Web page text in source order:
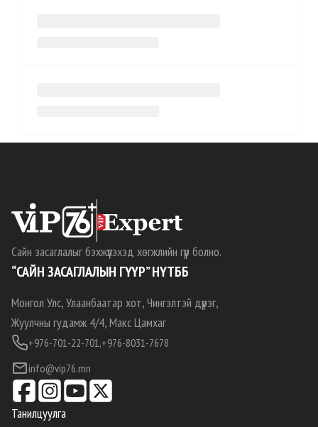
Сайн засаглалыг бэхжүүлэхэд хөгжлийн гүүр болно.
“САЙН ЗАСАГЛАЛЫН ГҮҮР” НҮТББ
Монгол Улс, Улаанбаатар хот, Чингэлтэй дүүрэг,
Жуулчны гудамж 4/4, Макс Цамхаг
+976-701-22-701,+976-8031-7678
info@vip76.mn
Танилцуулга